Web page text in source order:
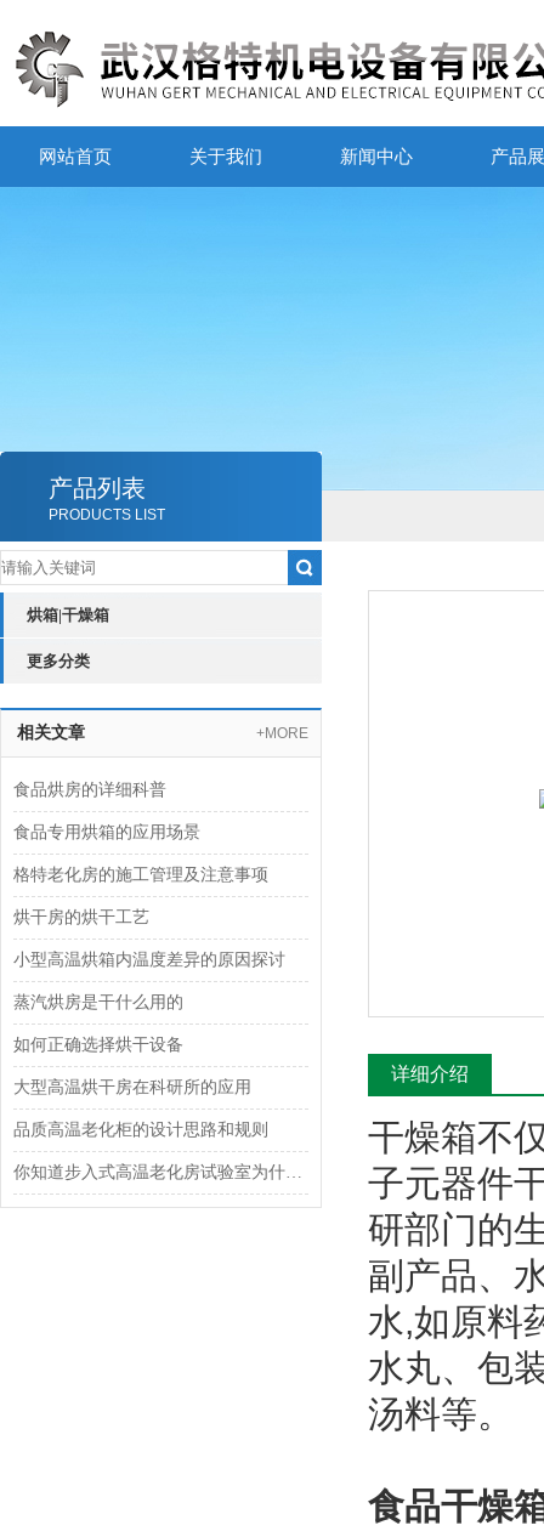
网站首页 关于我们 新闻中心 产品
产品列表
PRODUCTS LIST
烘箱|干燥箱
更多分类
相关文章 +MORE
食品烘房的详细科普
食品专用烘箱的应用场景
格特老化房的施工管理及注意事项
烘干房的烘干工艺
小型高温烘箱内温度差异的原因探讨
蒸汽烘房是干什么用的
如何正确选择烘干设备
大型高温烘干房在科研所的应用
品质高温老化柜的设计思路和规则
你知道步入式高温老化房试验室为什么需要搬迁改造吗？
详细介绍
干燥箱不
子元器件
研部门的
副产品、
水,如原料
水丸、包
汤料等。
食品干燥